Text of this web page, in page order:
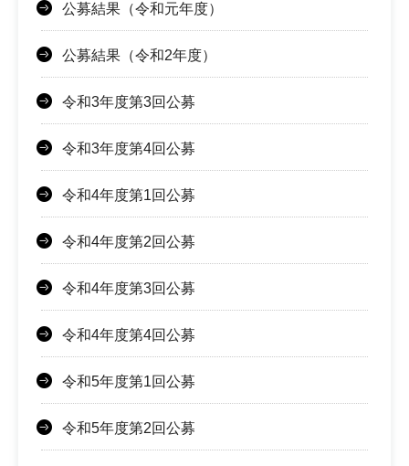
公募結果（令和元年度）
公募結果（令和2年度）
令和3年度第3回公募
令和3年度第4回公募
令和4年度第1回公募
令和4年度第2回公募
令和4年度第3回公募
令和4年度第4回公募
令和5年度第1回公募
令和5年度第2回公募